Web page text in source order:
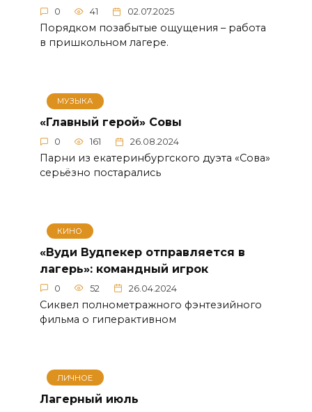
0 41 02.07.2025
Порядком позабытые ощущения – работа
в пришкольном лагере.
МУЗЫКА
«Главный герой» Совы
0 161 26.08.2024
Парни из екатеринбургского дуэта «Сова»
серьёзно постарались
КИНО
«Вуди Вудпекер отправляется в
лагерь»: командный игрок
0 52 26.04.2024
Сиквел полнометражного фэнтезийного
фильма о гиперактивном
ЛИЧНОЕ
Лагерный июль